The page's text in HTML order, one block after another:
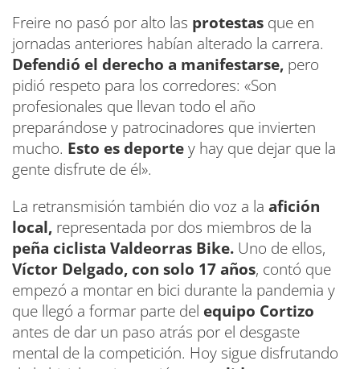
Freire no pasó por alto las protestas que en
jornadas anteriores habían alterado la carrera.
Defendió el derecho a manifestarse, pero
pidió respeto para los corredores: «Son
profesionales que llevan todo el año
preparándose y patrocinadores que invierten
mucho. Esto es deportey hay que dejar que la
gente disfrute de él».
La retransmisión también dio voz a la afición
local, representada por dos miembros de la
peña ciclista Valdeorras Bike. Uno de ellos,
Víctor Delgado, con solo 17 años, contó que
empezó a montar en bici durante la pandemia y
que llegó a formar parte del equipo Cortizo
antes de dar un paso atrás por el desgaste
mental de la competición. Hoy sigue disfrutando